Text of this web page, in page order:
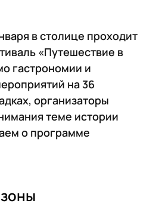
в столице проходит
«Путешествие в
гастрономии и
на 36
организаторы
теме истории
о программе